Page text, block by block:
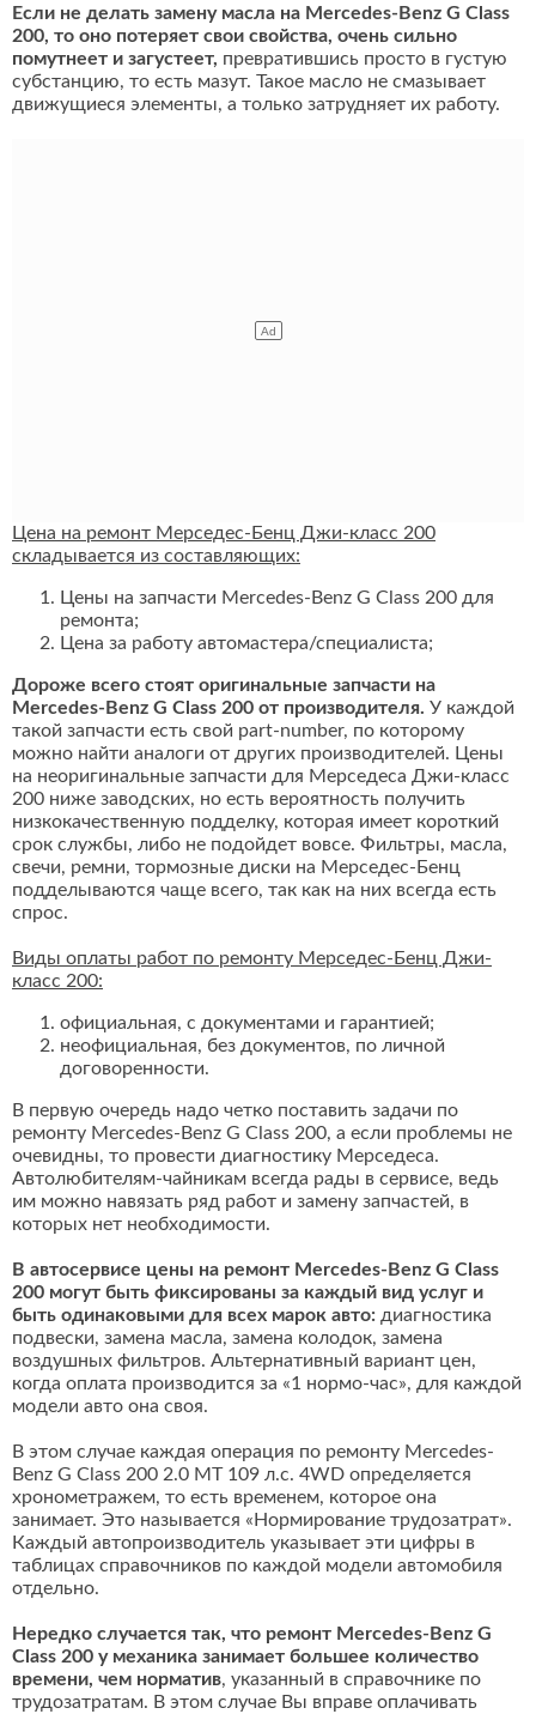
Если не делать замену масла на Mercedes-Benz G Class
200, то оно потеряет свои свойства, очень сильно
помутнеет и загустеет, превратившись просто в густую
субстанцию, то есть мазут. Такое масло не смазывает
движущиеся элементы, а только затрудняет их работу.
Цена на ремонт Мерседес-Бенц Джи-класс 200
складывается из составляющих:
Цены на запчасти Mercedes-Benz G Class 200 для
ремонта;
Цена за работу автомастера/специалиста;
Дороже всего стоят оригинальные запчасти на
Mercedes-Benz G Class 200 от производителя. У каждой
такой запчасти есть свой part-number, по которому
можно найти аналоги от других производителей. Цены
на неоригинальные запчасти для Мерседеса Джи-класс
200 ниже заводских, но есть вероятность получить
низкокачественную подделку, которая имеет короткий
срок службы, либо не подойдет вовсе. Фильтры, масла,
свечи, ремни, тормозные диски на Мерседес-Бенц
подделываются чаще всего, так как на них всегда есть
спрос.
Виды оплаты работ по ремонту Мерседес-Бенц Джи-
класс 200:
официальная, с документами и гарантией;
неофициальная, без документов, по личной
договоренности.
В первую очередь надо четко поставить задачи по
ремонту Mercedes-Benz G Class 200, а если проблемы не
очевидны, то провести диагностику Мерседеса.
Автолюбителям-чайникам всегда рады в сервисе, ведь
им можно навязать ряд работ и замену запчастей, в
которых нет необходимости.
В автосервисе цены на ремонт Mercedes-Benz G Class
200 могут быть фиксированы за каждый вид услуг и
быть одинаковыми для всех марок авто: диагностика
подвески, замена масла, замена колодок, замена
воздушных фильтров. Альтернативный вариант цен,
когда оплата производится за «1 нормо-час», для каждой
модели авто она своя.
В этом случае каждая операция по ремонту Mercedes-
Benz G Class 200 2.0 MT 109 л.с. 4WD определяется
хронометражем, то есть временем, которое она
занимает. Это называется «Нормирование трудозатрат».
Каждый автопроизводитель указывает эти цифры в
таблицах справочников по каждой модели автомобиля
отдельно.
Нередко случается так, что ремонт Mercedes-Benz G
Class 200 у механика занимает большее количество
времени, чем норматив, указанный в справочнике по
трудозатратам. В этом случае Вы вправе оплачивать